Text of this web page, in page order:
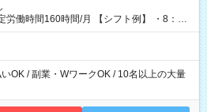
時間/月 【シフト例】 ・8：00
OK / 副業・WワークOK / 10名以上の大量